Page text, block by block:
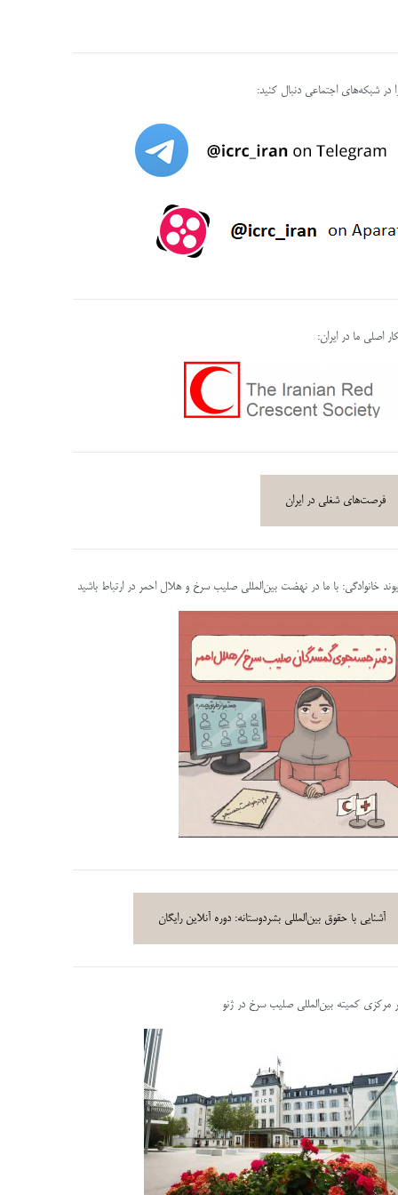
در شبکه‌های اجتماعی دنبال کنید:
اصلی ما در ایران:
فرصت‌های شغلی در ایران
خانوادگی: با ما در نهضت بین‌المللی صلیب سرخ و هلال احمر در ارتباط باشید
آشنایی با حقوق بین‌المللی بشردوستانه: دوره آنلاین رایگان
مرکزی کمیته بین‌المللی صلیب سرخ در ژنو